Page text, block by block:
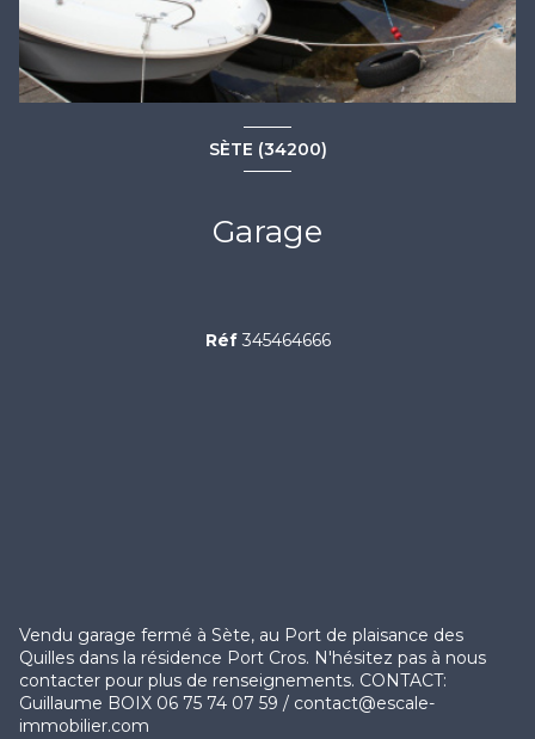
SÈTE (34200)
Garage
Réf 345464666
Vendu garage fermé à Sète, au Port de plaisance des
Quilles dans la résidence Port Cros. N'hésitez pas à nous
contacter pour plus de renseignements. CONTACT:
Guillaume BOIX 06 75 74 07 59 / contact@escale-
immobilier.com